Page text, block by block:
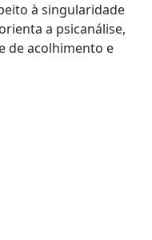
à singularidade
a psicanálise,
de acolhimento e